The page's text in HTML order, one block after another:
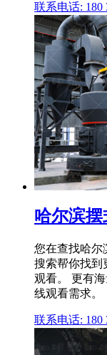
联系电话: 180
哈尔滨
您在查找哈尔
搜索帮你找到
观看。 更有
线观看需求。
联系电话: 180